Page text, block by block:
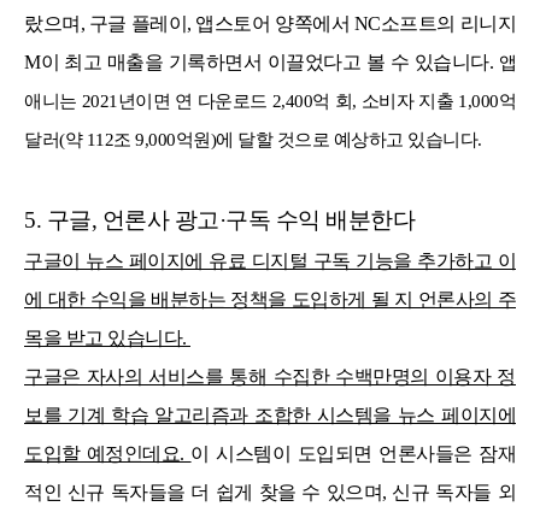
랐으며, 구글 플레이, 앱스토어 양쪽에서 NC소프트의 리니지
M이 최고 매출을 기록하면서 이끌었다고 볼 수 있습니다. 앱
애니는 2021년이면 연 다운로드 2,400억 회, 소비자 지출 1,000억
달러(약 112조 9,000억원)에 달할 것으로 예상하고 있습니다.
5. 구글, 언론사 광고·구독 수익 배분한다
구글이 뉴스 페이지에 유료 디지털 구독 기능을 추가하고 이
에 대한 수익을 배분하는 정책을 도입하게 될 지 언론사의 주
목을 받고 있습니다.
구글은 자사의 서비스를 통해 수집한 수백만명의 이용자 정
보를 기계 학습 알고리즘과 조합한 시스템을 뉴스 페이지에
도입할 예정인데요. 이 시스템이 도입되면 언론사들은 잠재
적인 신규 독자들을 더 쉽게 찾을 수 있으며, 신규 독자들 외